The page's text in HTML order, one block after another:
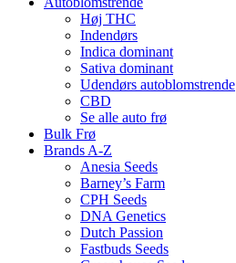
Høj THC
Indendørs
Indica dominant
Sativa dominant
Udendørs autoblomstrende
CBD
Se alle auto frø
Bulk Frø
Brands A-Z
Anesia Seeds
Barney’s Farm
CPH Seeds
DNA Genetics
Dutch Passion
Fastbuds Seeds